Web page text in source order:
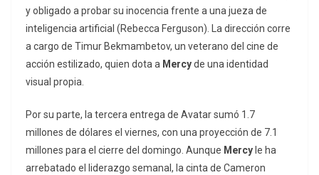
y obligado a probar su inocencia frente a una jueza de
inteligencia artificial (Rebecca Ferguson). La dirección corre
a cargo de Timur Bekmambetov, un veterano del cine de
acción estilizado, quien dota a Mercyde una identidad
visual propia.
Por su parte, la tercera entrega de Avatar sumó 1.7
millones de dólares el viernes, con una proyección de 7.1
millones para el cierre del domingo. Aunque Mercy le ha
arrebatado el liderazgo semanal, la cinta de Cameron